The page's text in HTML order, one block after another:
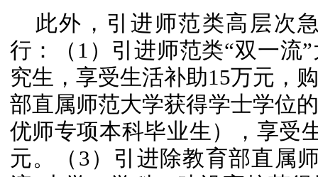
此外，引进师范类高层次
行：（1）引进师范类“双一流
究生，享受生活补助15万元，
部直属师范大学获得学士学位
优师专项本科毕业生），享受
元。（3）引进除教育部直属